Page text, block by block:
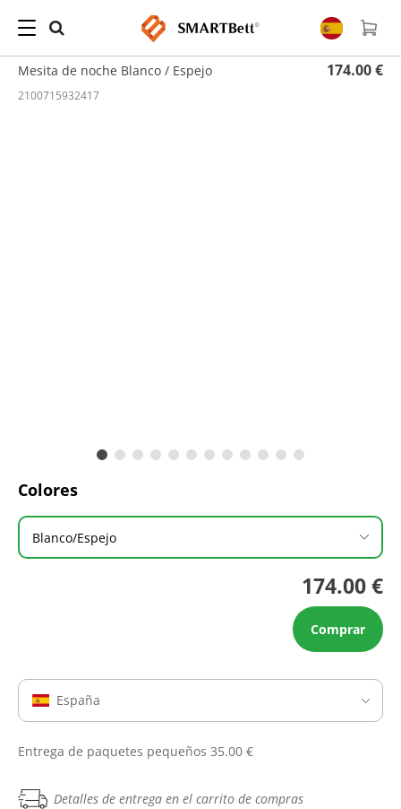
Hogar Mesita de noche / Mesita de noche Blanco / Espejo
Mesita de noche Blanco / Espejo 174.00 €
2100715932417
174.00 €
Comprar
Colores
Blanco/Espejo
España
Entrega de paquetes pequeños 35.00 €
Detalles de entrega en el carrito de compras